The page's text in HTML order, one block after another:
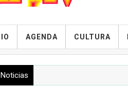
AGENDA CULTURA